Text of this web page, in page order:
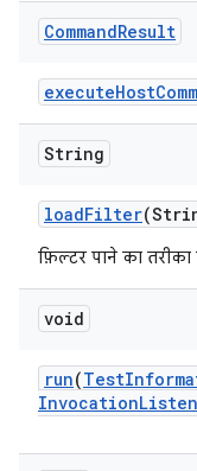
CommandResult
executeHost
String
loadFilter
फ़िल्टर पाने का
void
run(Test
Invocation